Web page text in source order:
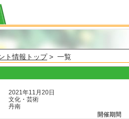
ト情報トップ> 一覧
2021年11月20日
文化・芸術
丹南
開催期間